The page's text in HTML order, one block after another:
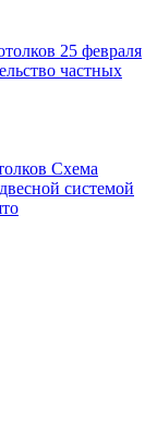
25 февраля
частных
Схема
системой